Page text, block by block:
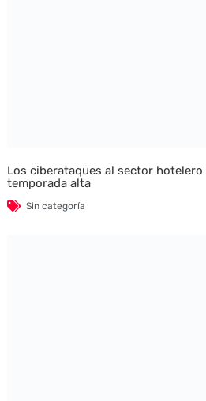
Los ciberataques al sector
temporada alta
Sin categoría